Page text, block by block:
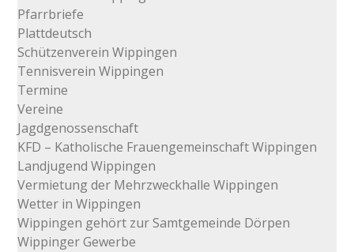
Pfarrbriefe
Plattdeutsch
Schützenverein Wippingen
Tennisverein Wippingen
Termine
Vereine
Jagdgenossenschaft
KFD – Katholische Frauengemeinschaft Wippingen
Landjugend Wippingen
Vermietung der Mehrzweckhalle Wippingen
Wetter in Wippingen
Wippingen gehört zur Samtgemeinde Dörpen
Wippinger Gewerbe